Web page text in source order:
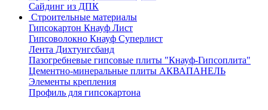
Сайдинг из ДПК
Строительные материалы
Гипсокартон Кнауф Лист
Гипсоволокно Кнауф Суперлист
Лента Дихтунгсбанд
Пазогребневые гипсовые плиты "Кнауф-Гипсоплита"
Цементно-минеральные плиты АКВАПАНЕЛЬ
Элементы крепления
Профиль для гипсокартона